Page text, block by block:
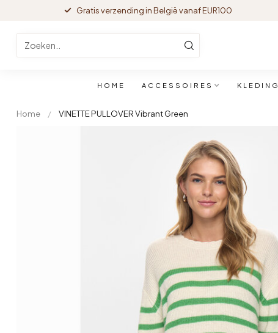
Gratis verzending in België vanaf EUR100
HOME ACCESSOIRES KLEDING
Home / VINETTE PULLOVER Vibrant Green